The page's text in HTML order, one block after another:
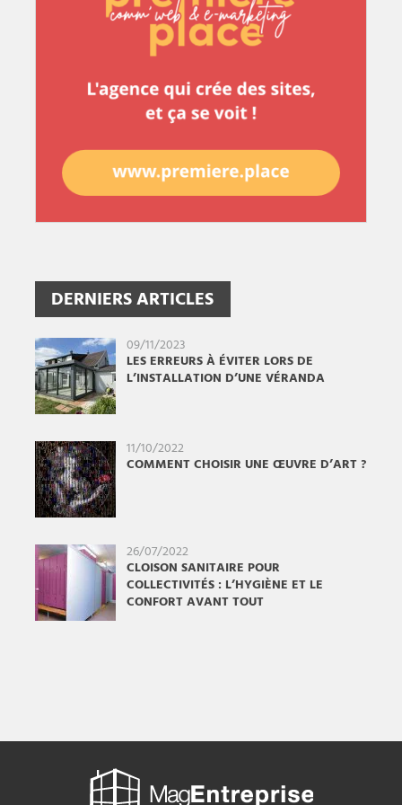
DERNIERS ARTICLES
09/11/2023
LES ERREURS À ÉVITER LORS DE
L’INSTALLATION D’UNE VÉRANDA
11/10/2022
COMMENT CHOISIR UNE ŒUVRE D’ART ?
26/07/2022
CLOISON SANITAIRE POUR
COLLECTIVITÉS : L’HYGIÈNE ET LE
CONFORT AVANT TOUT
Entreprise